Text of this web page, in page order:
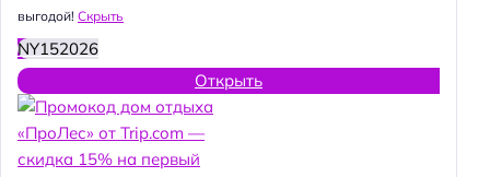
выгодой! Скрыть
NY152026
Открыть